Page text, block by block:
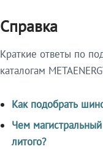
Справка
Краткие ответы по
каталогам
Как подобрать
Чем
литого?